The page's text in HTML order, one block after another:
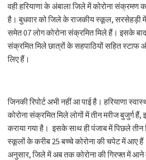
वही हरियाणा के अंबाला जिले में कोरोना संक्रमण
है। बुधवार को जिले के राजकीय स्कूल, सरसेहड़ी में
समेत 07 लोग कोरोना संक्रमित मिले हैं। इसके बाद
संक्रमित मिले छात्रों के सहपाठियों सहित स्टाफ
लिए हैं।
जिनकी रिपोर्ट अभी नहीं आ पाई है। हरियाणा
कोरोना संक्रमित मिले लोगों में तीन मरीज बुजुर्ग हैं,
कराया गया है। इसके साथ ही पंजाब में पिछले
स्कूलों के करीब 25 बच्चे कोरोना की चपेट में आए
अनुसार, जिले में अब तक कोरोना की गिरफ्त में आने